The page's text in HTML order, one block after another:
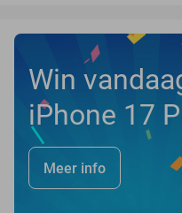
Win
iPhone 17
Meer info